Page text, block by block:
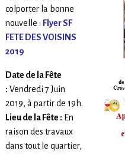
colporter la bonne
nouvelle : Flyer SF
FETE DES VOISINS
2019
Date de la Fête
: Vendredi 7 Juin
2019, à partir de 19h.
Lieu de la Fête : En
raison des travaux
dans tout le quartier,